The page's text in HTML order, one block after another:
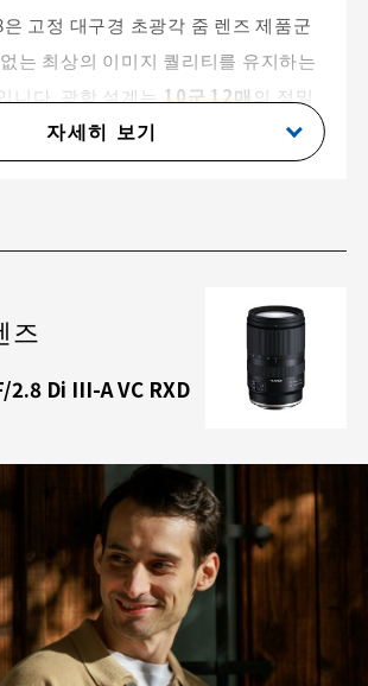
고정 대구경 초광각 줌 렌즈 제품군
는 최상의 이미지 퀄리티를 유지하는
니다. 광학 설계는10군 12매의 정밀
있으며, 정밀 성형 비구면 렌즈인
Aspherical) 렌즈 2매를 핵심 위치
최대 개방 시 발생하기 쉬운 색수차 현
억제 및 보정
하여 언제나 선명하고 날
표현해 줍니다. 카메라 내부 보정 옵
곡 제어 수준을 한층 더 향상시킬 수
에 불과하여 한계를 뛰어넘는 초근접
장합니다. 초광각 제품군에서 쉽게 보
강력한1:4 최대 배율 수준의 매크로 촬
, 광각 특유의 독특한 공간감(가까운 피
부각하고 배경은 광활하게 배치하는
한다이내믹 와이드 매크로 사진 촬영
자세히 보기
즈
Di III-A VC RXD